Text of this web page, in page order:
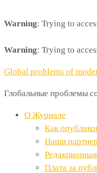
Warning: Trying to
Warning: Trying to
Global problems of
Глобальные проблемы
О Журнале
Как
Наши
Плата за